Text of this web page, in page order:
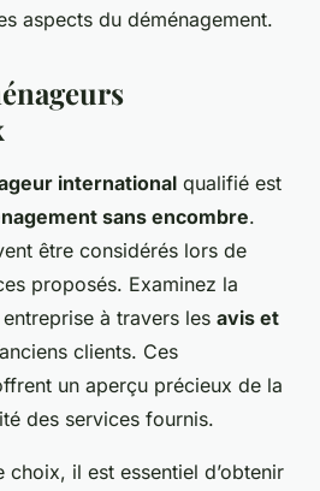
aspects du déménagement.
international qualifié est
sans encombre.
être considérés lors de
proposés. Examinez la
à travers les avis et
clients. Ces
un aperçu précieux de la
des services fournis.
il est essentiel d’obtenir